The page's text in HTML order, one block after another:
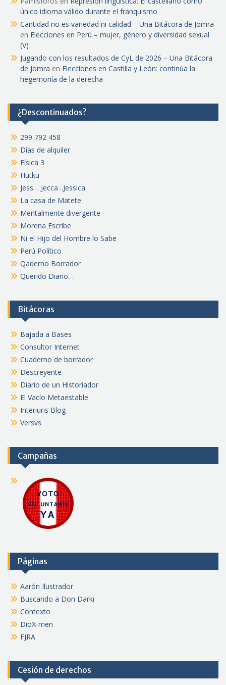
único idioma válido durante el franquismo
Cantidad no es variedad ni calidad – Una Bitácora de Jomra
en Elecciones en Perú – mujer, género y diversidad sexual
(V)
Jugando con los resultados de CyL de 2026 – Una Bitácora
de Jomra en Elecciones en Castilla y León: continúa la
hegemonía de la derecha
¿Descontinuados?
299 792 458
Días de alquiler
Física 3
Hutku
Jess… Jecca ..Jessica
La casa de Matete
Mentalmente divergente
Morena Escribe
Ni el Hijo del Hombre lo Sabe
Perú Político
Qaderno Borrador
Querido Diario…
Bitácoras
Bajada a Bases
Consultor Internet
Cuaderno de borrador
Descreyente
Diario de un Historiador
El Vacío Metaestable
Interiuris Blog
Versvs
Campañas
Páginas
Aarón Ilustrador
Buscando a Don Darki
Contexto
DioX-men
FJRA
Cesión de derechos